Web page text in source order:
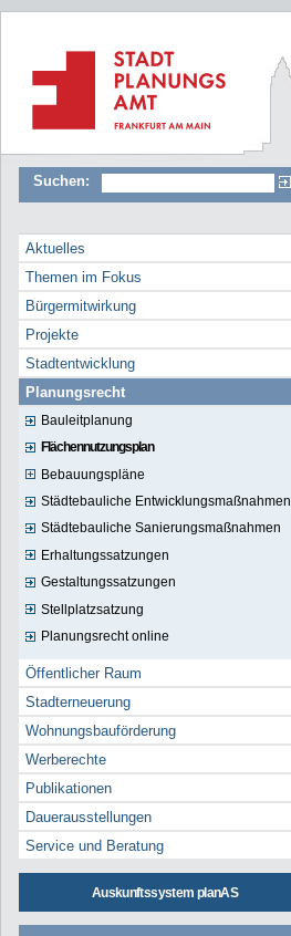
Suchen:
Aktuelles
Themen im Fokus
Bürgermitwirkung
Projekte
Stadtentwicklung
Planungsrecht
Bauleitplanung
Flächennutzungsplan
Bebauungspläne
Städtebauliche Entwicklungsmaßnahmen
Städtebauliche Sanierungsmaßnahmen
Erhaltungssatzungen
Gestaltungssatzungen
Stellplatzsatzung
Planungsrecht online
Öffentlicher Raum
Stadterneuerung
Wohnungsbauförderung
Werberechte
Publikationen
Dauerausstellungen
Service und Beratung
Auskunftssystem planAS